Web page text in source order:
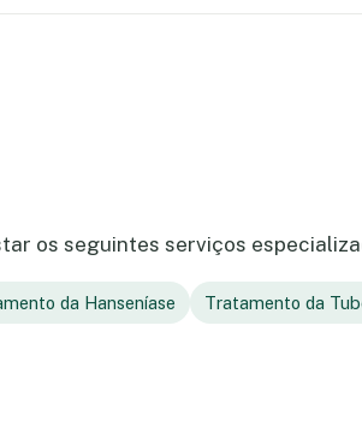
os seguintes serviços
da Hanseníase Tratamento da